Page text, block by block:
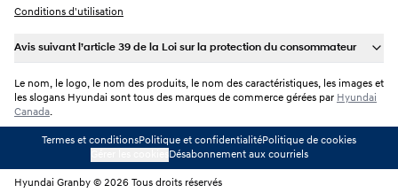
Conditions d'utilisation
Avis suivant l’article 39 de la Loi sur la protection du consommateur
Le nom, le logo, le nom des produits, le nom des caractéristiques, les images et
les slogans Hyundai sont tous des marques de commerce gérées par Hyundai
Canada.
Termes et conditionsPolitique et confidentialitéPolitique de cookies
Désabonnement aux courriels
Hyundai Granby © 2026 Tous droits réservés